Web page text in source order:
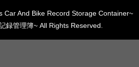
Car And Bike Record Storage Container~
録管理簿~ All Rights Reserved.